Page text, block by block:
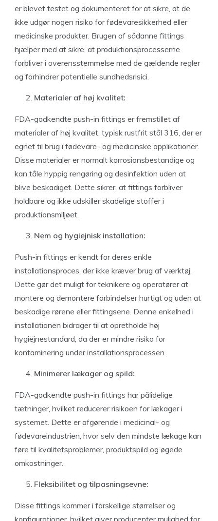
er blevet testet og dokumenteret for at sikre, at de
ikke udgør nogen risiko for fødevaresikkerhed eller
medicinske produkter. Brugen af sådanne fittings
hjælper med at sikre, at produktionsprocesserne
forbliver i overensstemmelse med de gældende regler
og forhindrer potentielle sundhedsrisici.
Materialer af høj kvalitet:
FDA-godkendte push-in fittings er fremstillet af
materialer af høj kvalitet, typisk rustfrit stål 316, der er
egnet til brug i fødevare- og medicinske applikationer.
Disse materialer er normalt korrosionsbestandige og
kan tåle hyppig rengøring og desinfektion uden at
blive beskadiget. Dette sikrer, at fittings forbliver
holdbare og ikke udskiller skadelige stoffer i
produktionsmiljøet.
Nem og hygiejnisk installation:
Push-in fittings er kendt for deres enkle
installationsproces, der ikke kræver brug af værktøj.
Dette gør det muligt for teknikere og operatører at
montere og demontere forbindelser hurtigt og uden at
beskadige rørene eller fittingsene. Denne enkelhed i
installationen bidrager til at opretholde høj
hygiejnestandard, da der er mindre risiko for
kontaminering under installationsprocessen.
Minimerer lækager og spild:
FDA-godkendte push-in fittings har pålidelige
tætninger, hvilket reducerer risikoen for lækager i
systemet. Dette er afgørende i medicinal- og
fødevareindustrien, hvor selv den mindste lækage kan
føre til kvalitetsproblemer, produktspild og øgede
omkostninger.
Fleksibilitet og tilpasningsevne:
Disse fittings kommer i forskellige størrelser og
konfigurationer, hvilket giver producenter mulighed for